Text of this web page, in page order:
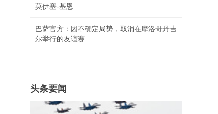
曝维尼修斯与皇马续约4年 年薪2400万
韩国版李铁？警方突袭韩国足协总部，洪明甫
以犯罪嫌疑人身份被传唤